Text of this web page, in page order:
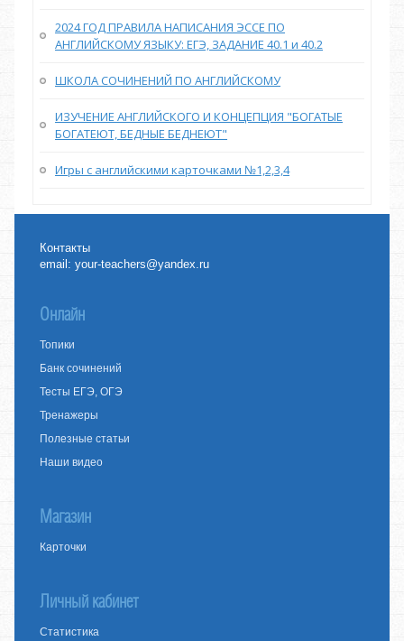
2024 ГОД ПРАВИЛА НАПИСАНИЯ ЭССЕ ПО
АНГЛИЙСКОМУ ЯЗЫКУ: ЕГЭ, ЗАДАНИЕ 40.1 и 40.2
ШКОЛА СОЧИНЕНИЙ ПО АНГЛИЙСКОМУ
ИЗУЧЕНИЕ АНГЛИЙСКОГО И КОНЦЕПЦИЯ "БОГАТЫЕ
БОГАТЕЮТ, БЕДНЫЕ БЕДНЕЮТ"
Игры с английскими карточками №1,2,3,4
Контакты
email:your-teachers@yandex.ru
Онлайн
Топики
Банк сочинений
Тесты ЕГЭ, ОГЭ
Тренажеры
Полезные статьи
Наши видео
Магазин
Карточки
Личный кабинет
Статистика